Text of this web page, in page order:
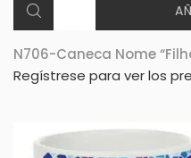
N706-Caneca Nome
Regístrese para ver los